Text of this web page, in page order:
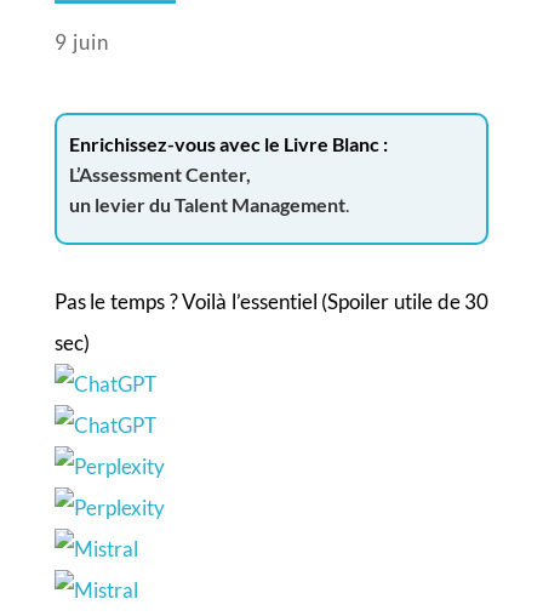
9 juin
Enrichissez-vous avec le Livre Blanc :
L’Assessment Center,
un levier du Talent Management.
Pas le temps ? Voilà l’essentiel (Spoiler utile de 30
sec)